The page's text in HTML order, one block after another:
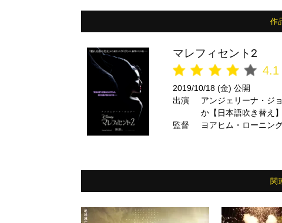
作
マレフィセント2
4.1
2019/10/18 (金) 公開
出演
アンジェリーナ・ジ
か【日本語吹き替え
監督
ヨアヒム・ローニン
関